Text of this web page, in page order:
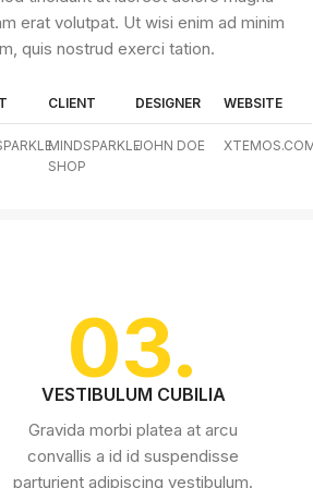
erat volutpat. Ut wisi enim ad minim
quis nostrud exerci tation.
CLIENT
MINDSPARKLE
SHOP
DESIGNER
JOHN DOE
WEBSITE
03.
VESTIBULUM CUBILIA
Gravida morbi platea at arcu
convallis a id id suspendisse
parturient adipiscing vestibulum.